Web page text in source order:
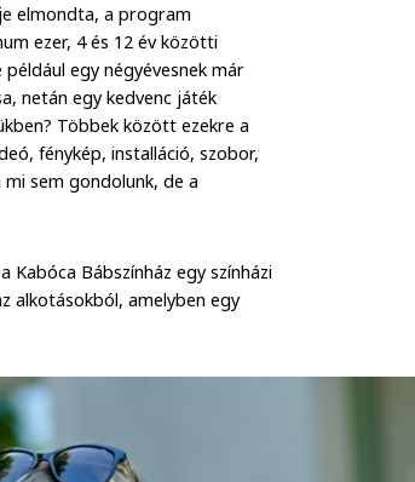
elmondta, a program
ezer, 4 és 12 év közötti
egy négyévesnek már
netán egy kedvenc játék
Többek között ezekre a
fénykép, installáció, szobor,
sem gondolunk, de a
Bábszínház egy színházi
alkotásokból, amelyben egy